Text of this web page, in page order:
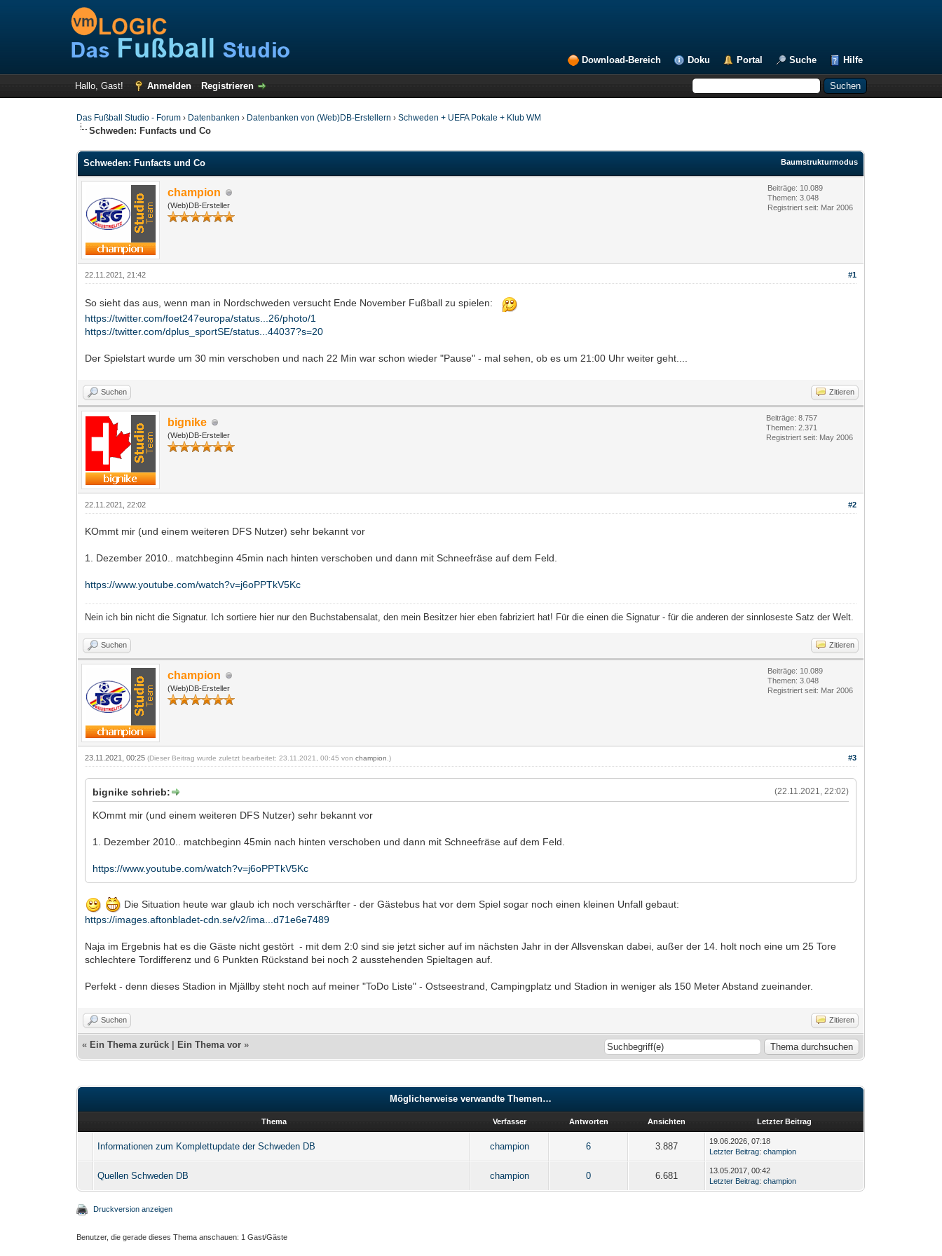
Download-Bereich Doku Portal Suche Hilfe
Hallo, Gast! Anmelden Registrieren
Das Fußball Studio - Forum › Datenbanken › Datenbanken von (Web)DB-Erstellern ›Schweden + UEFA Pokale + Klub WM
Schweden: Funfacts und Co
Baumstrukturmodus
Schweden: Funfacts und Co
champion
(Web)DB-Ersteller
Beiträge: 10.089
Themen: 3.048
Registriert seit: Mar 2006
#1
22.11.2021, 21:42
So sieht das aus, wenn man in Nordschweden versucht Ende November Fußball zu spielen:
https://twitter.com/foet247europa/status...26/photo/1
https://twitter.com/dplus_sportSE/status...44037?s=20
Der Spielstart wurde um 30 min verschoben und nach 22 Min war schon wieder "Pause" - mal sehen, ob es um 21:00 Uhr weiter geht....
Suchen Zitieren
bignike
(Web)DB-Ersteller
Beiträge: 8.757
Themen: 2.371
Registriert seit: May 2006
#2
22.11.2021, 22:02
KOmmt mir (und einem weiteren DFS Nutzer) sehr bekannt vor
1. Dezember 2010.. matchbeginn 45min nach hinten verschoben und dann mit Schneefräse auf dem Feld.
https://www.youtube.com/watch?v=j6oPPTkV5Kc
Nein ich bin nicht die Signatur. Ich sortiere hier nur den Buchstabensalat, den mein Besitzer hier eben fabriziert hat! Für die einen die Signatur - für die anderen der sinnloseste Satz der Welt.
Suchen Zitieren
champion
(Web)DB-Ersteller
Beiträge: 10.089
Themen: 3.048
Registriert seit: Mar 2006
#3
23.11.2021, 00:25(Dieser Beitrag wurde zuletzt bearbeitet: 23.11.2021, 00:45 vonchampion .)
(22.11.2021, 22:02)
bignike schrieb:
KOmmt mir (und einem weiteren DFS Nutzer) sehr bekannt vor
1. Dezember 2010.. matchbeginn 45min nach hinten verschoben und dann mit Schneefräse auf dem Feld.
https://www.youtube.com/watch?v=j6oPPTkV5Kc
Die Situation heute war glaub ich noch verschärfter - der Gästebus hat vor dem Spiel sogar noch einen kleinen Unfall gebaut:
https://images.aftonbladet-cdn.se/v2/ima...d71e6e7489
Naja im Ergebnis hat es die Gäste nicht gestört - mit dem 2:0 sind sie jetzt sicher auf im nächsten Jahr in der Allsvenskan dabei, außer der 14. holt noch eine um 25 Tore
schlechtere Tordifferenz und 6 Punkten Rückstand bei noch 2 ausstehenden Spieltagen auf.
Perfekt - denn dieses Stadion in Mjällby steht noch auf meiner "ToDo Liste" - Ostseestrand, Campingplatz und Stadion in weniger als 150 Meter Abstand zueinander.
Suchen Zitieren
« Ein Thema zurück Ein Thema vor »
Möglicherweise verwandte Themen…
Thema Verfasser Antworten Ansichten Letzter Beitrag
Informationen zum Komplettupdate der Schweden DB champion 6 3.887
19.06.2026, 07:18
Letzter Beitrag:champion
Quellen Schweden DB champion 0 6.681
13.05.2017, 00:42
Letzter Beitrag:champion
Druckversion anzeigen
Benutzer, die gerade dieses Thema anschauen: 1 Gast/Gäste